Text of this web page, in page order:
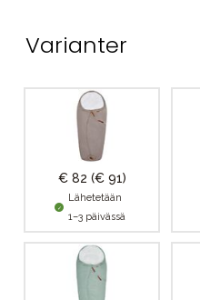
Varianter
€ 82 (€ 91)
Lähetetään
1–3 päivässä